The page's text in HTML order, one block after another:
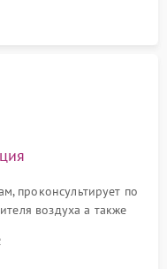
проконсультирует по
воздуха а также